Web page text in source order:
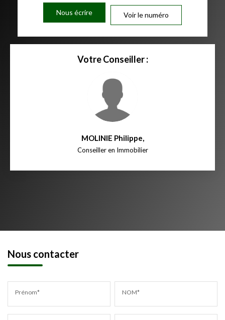
Nous écrire Voir le numéro
Votre Conseiller :
MOLINIE Philippe,
Conseiller en Immobilier
Nous contacter
Prénom* NOM*